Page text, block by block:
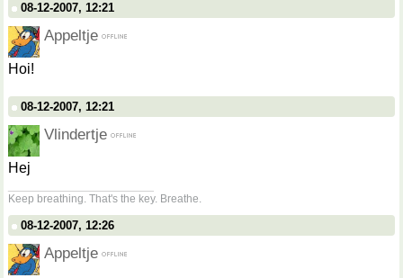
08-12-2007, 12:21
Appeltje
Hoi!
08-12-2007, 12:21
Vlindertje
Hej
Keep breathing. That's the key. Breathe.
08-12-2007, 12:26
Appeltje